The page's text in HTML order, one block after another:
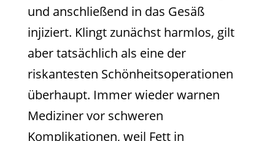
und anschließend in das Gesäß
injiziert. Klingt zunächst harmlos, gilt
aber tatsächlich als eine der
riskantesten Schönheitsoperationen
überhaupt. Immer wieder warnen
Mediziner vor schweren
Komplikationen, weil Fett in